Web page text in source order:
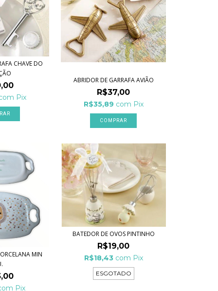
CHAVE DO
Pix
ABRIDOR DE GARRAFA AVIÃO
R$37,00
R$35,89 com Pix
COMPRAR
MIN
Pix
BATEDOR DE OVOS PINTINHO
R$19,00
R$18,43 com Pix
ESGOTADO